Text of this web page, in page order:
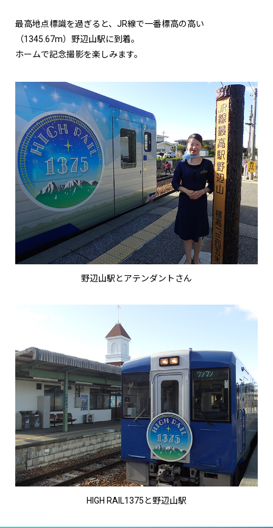
最高地点標識を過ぎると、JR線で一番標高の高い
（1345.67m）野辺山駅に到着。
ホームで記念撮影を楽しみます。
野辺山駅とアテンダントさん
HIGH RAIL1375と野辺山駅